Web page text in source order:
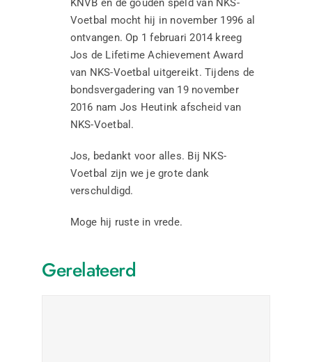
KNVB en de gouden speld van NKS-
Voetbal mocht hij in november 1996 al
ontvangen. Op 1 februari 2014 kreeg
Jos de Lifetime Achievement Award
van NKS-Voetbal uitgereikt. Tijdens de
bondsvergadering van 19 november
2016 nam Jos Heutink afscheid van
NKS-Voetbal.
Jos, bedankt voor alles. Bij NKS-
Voetbal zijn we je grote dank
verschuldigd.
Moge hij ruste in vrede.
Gerelateerd
Jubileum RKVVM
Nieuws